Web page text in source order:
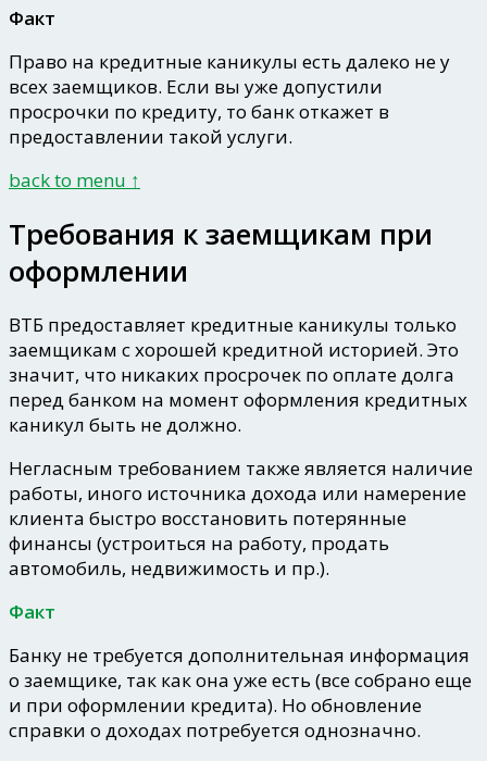
Факт
Право на кредитные каникулы есть далеко не у
всех заемщиков. Если вы уже допустили
просрочки по кредиту, то банк откажет в
предоставлении такой услуги.
back to menu ↑
Требования к заемщикам при
оформлении
ВТБ предоставляет кредитные каникулы только
заемщикам с хорошей кредитной историей. Это
значит, что никаких просрочек по оплате долга
перед банком на момент оформления кредитных
каникул быть не должно.
Негласным требованием также является наличие
работы, иного источника дохода или намерение
клиента быстро восстановить потерянные
финансы (устроиться на работу, продать
автомобиль, недвижимость и пр.).
Факт
Банку не требуется дополнительная информация
о заемщике, так как она уже есть (все собрано еще
и при оформлении кредита). Но обновление
справки о доходах потребуется однозначно.